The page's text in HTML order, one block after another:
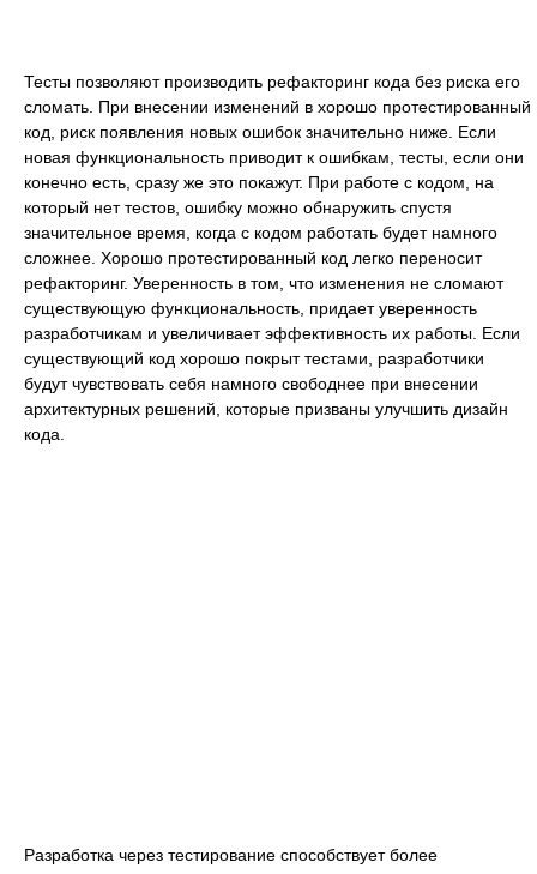
Тесты позволяют производить рефакторинг кода без риска его
сломать. При внесении изменений в хорошо протестированный
код, риск появления новых ошибок значительно ниже. Если
новая функциональность приводит к ошибкам, тесты, если они
конечно есть, сразу же это покажут. При работе с кодом, на
который нет тестов, ошибку можно обнаружить спустя
значительное время, когда с кодом работать будет намного
сложнее. Хорошо протестированный код легко переносит
рефакторинг. Уверенность в том, что изменения не сломают
существующую функциональность, придает уверенность
разработчикам и увеличивает эффективность их работы. Если
существующий код хорошо покрыт тестами, разработчики
будут чувствовать себя намного свободнее при внесении
архитектурных решений, которые призваны улучшить дизайн
кода.
Разработка через тестирование способствует более